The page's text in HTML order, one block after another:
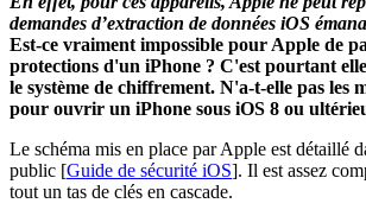
demandes d’extraction de données iOS
Est-ce vraiment impossible pour Apple de
protections d'un iPhone ? C'est pourtant
le système de chiffrement. N'a-t-elle pas les
pour ouvrir un iPhone sous iOS 8 ou
Le schéma mis en place par Apple est détaillé
public [Guide de sécurité iOS]. Il est assez
tout un tas de clés en cascade.